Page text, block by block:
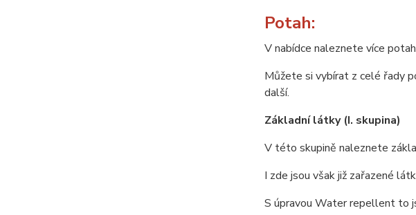
Potah:
V nabídce naleznete více
Můžete si vybírat z celé řady
další.
Základní látky (I. skupina)
V této skupině naleznete
I zde jsou však již zařazené
S úpravou Water repellent to